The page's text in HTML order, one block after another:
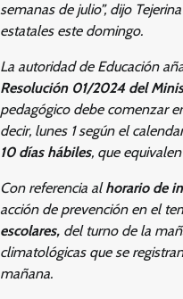
semanas de julio”, dijo
estatales este domingo.
La autoridad de Educación
Resolución 01/2024 del
pedagógico debe comenzar
decir, lunes 1 según el
10 días hábiles, que
Con referencia alhorario de
acción de prevención en el
escolares, del turno de la
climatológicas que se
mañana.